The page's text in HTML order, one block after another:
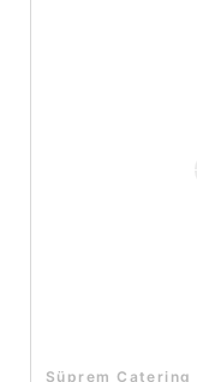
Süprem Catering